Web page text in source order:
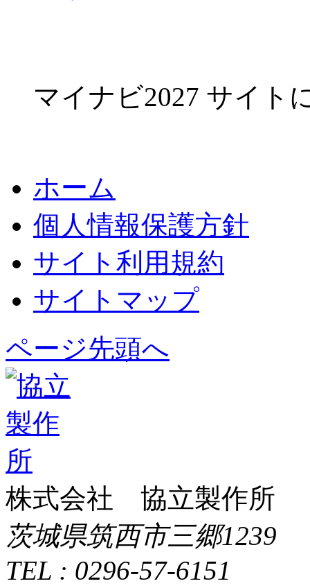
マイナビ2027 サイト
ホーム
個人情報保護方針
サイト利用規約
サイトマップ
ページ先頭へ
株式会社 協立製作所
茨城県筑西市三郷1239
TEL : 0296-57-6151